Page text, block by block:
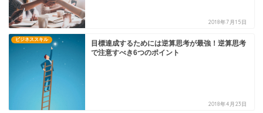
2018年7月15日
ビジネススキル
目標達成するためには逆算思考が最強！逆算思考
で注意すべき6つのポイント
2018年4月23日